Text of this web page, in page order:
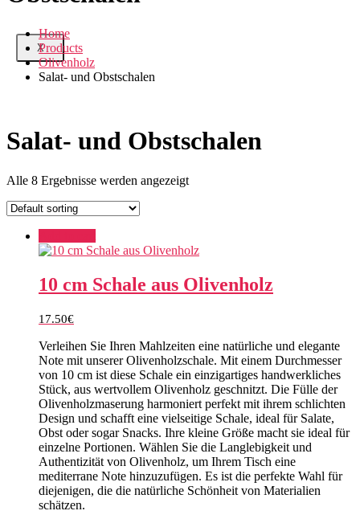
X
Home
Products
Olivenholz
Salat- und Obstschalen
Salat- und Obstschalen
Alle 8 Ergebnisse werden angezeigt
10 cm Schale aus Olivenholz
17.50€
Verleihen Sie Ihren Mahlzeiten eine natürliche und elegante
Note mit unserer Olivenholzschale. Mit einem Durchmesser
von 10 cm ist diese Schale ein einzigartiges handwerkliches
Stück, aus wertvollem Olivenholz geschnitzt. Die Fülle der
Olivenholzmaserung harmoniert perfekt mit ihrem schlichten
Design und schafft eine vielseitige Schale, ideal für Salate,
Obst oder sogar Snacks. Ihre kleine Größe macht sie ideal für
einzelne Portionen. Wählen Sie die Langlebigkeit und
Authentizität von Olivenholz, um Ihrem Tisch eine
mediterrane Note hinzuzufügen. Es ist die perfekte Wahl für
diejenigen, die die natürliche Schönheit von Materialien
schätzen.